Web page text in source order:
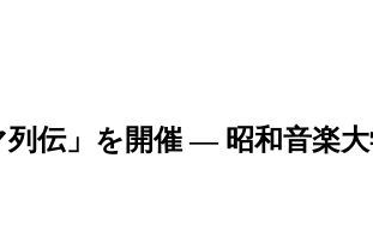
伝」を開催 — 昭和音楽